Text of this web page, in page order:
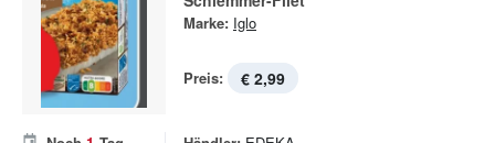
Marke: Iglo
Preis: € 2,99